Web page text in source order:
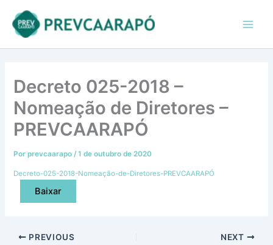
para
conteúdo
Decreto 025-2018 –
Nomeação de Diretores –
PREVCAARAPÓ
Porprevcaarapo /1 de outubro de 2020
Decreto-025-2018-Nomeação-de-Diretores-PREVCAARAPÓ
Baixar
PREVIOUS NEXT